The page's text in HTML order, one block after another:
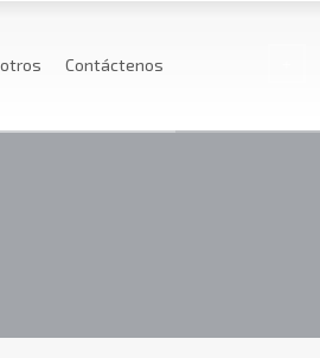
Contáctenos